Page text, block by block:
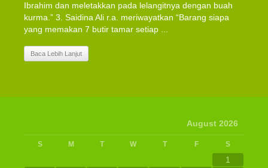
Ibrahim dan meletakkan pada lelangitnya dengan buah
kurma.” 3. Saidina Ali r.a. meriwayatkan “Barang siapa
yang memakan 7 butir tamar setiap ...
Baca Lebih Lanjut
August 2026
S M T W T F S
1